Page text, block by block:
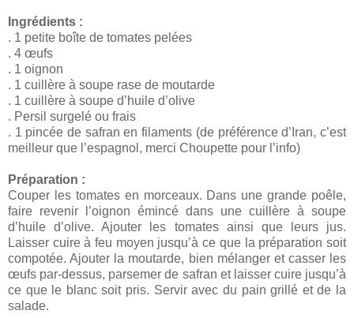
Ingrédients :
. 1 petite boîte de tomates pelées
. 4 œufs
. 1 oignon
. 1 cuillère à soupe rase de moutarde
. 1 cuillère à soupe d’huile d’olive
. Persil surgelé ou frais
. 1 pincée de safran en filaments (de préférence d’Iran, c’est
meilleur que l’espagnol, merci Choupette pour l’info)
Préparation :
Couper les tomates en morceaux. Dans une grande poêle,
faire revenir l’oignon émincé dans une cuillère à soupe
d’huile d’olive. Ajouter les tomates ainsi que leurs jus.
Laisser cuire à feu moyen jusqu’à ce que la préparation soit
compotée. Ajouter la moutarde, bien mélanger et casser les
œufs par-dessus, parsemer de safran et laisser cuire jusqu’à
ce que le blanc soit pris. Servir avec du pain grillé et de la
salade.